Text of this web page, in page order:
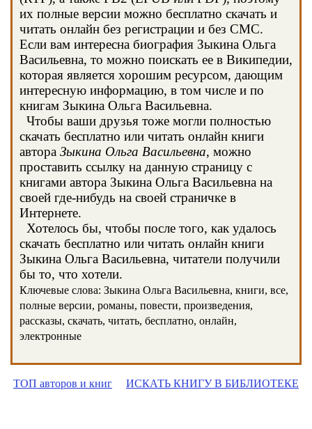
их полные версии можно бесплатно скачать и
читать онлайн без регистрации и без СМС.
Если вам интересна биография Зыкина Ольга
Васильевна, то можно поискать ее в Википедии,
которая является хорошим ресурсом, дающим
интересную информацию, в том числе и по
книгам Зыкина Ольга Васильевна.
Чтобы ваши друзья тоже могли полностью
скачать бесплатно или читать онлайн книги
автора Зыкина Ольга Васильевна, можно
проставить ссылку на данную страницу с
книгами автора Зыкина Ольга Васильевна на
своей где-нибудь на своей страничке в
Интернете.
Хотелось бы, чтобы после того, как удалось
скачать бесплатно или читать онлайн книги
Зыкина Ольга Васильевна, читатели получили
бы то, что хотели.
Ключевые слова: Зыкина Ольга Васильевна, книги, все,
полные версии, романы, повести, произведения,
рассказы, скачать, читать, бесплатно, онлайн,
электронные
ТОП авторов и книг ИСКАТЬ КНИГУ В БИБЛИОТЕКЕ